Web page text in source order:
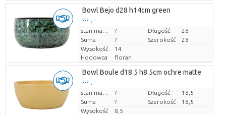
Bowl Bejo d28 h14cm green
??? -,--
Cena za sztukę
? Długość
28
Suma
? Szerokość
28
Wysokość
14
Hodowca
floran
Bowl Boule d18.5 h8.5cm ochre matte
??? -,--
Cena za sztukę
? Długość
18,5
Suma
? Szerokość
18,5
Wysokość
8,5